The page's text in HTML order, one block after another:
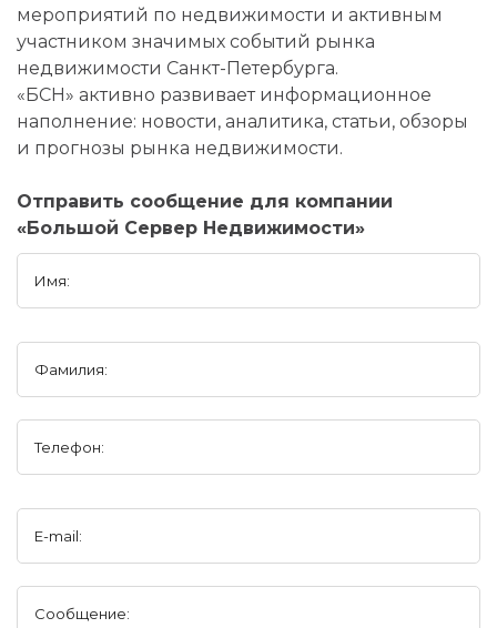
мероприятий по недвижимости и активным
участником значимых событий рынка
недвижимости Санкт-Петербурга.
«БСН» активно развивает информационное
наполнение: новости, аналитика, статьи, обзоры
и прогнозы рынка недвижимости.
Отправить сообщение для компании
«Большой Сервер Недвижимости»
Имя:
Фамилия:
Телефон:
E-mail:
Сообщение: